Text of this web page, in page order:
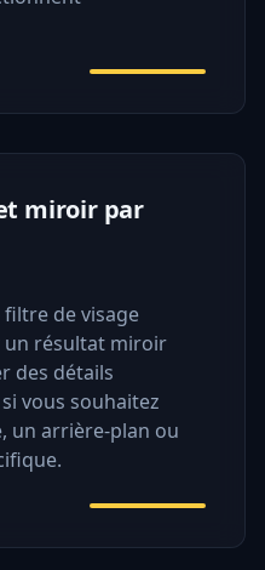
miroir par
de visage
un résultat miroir
des détails
vous souhaitez
un arrière-plan ou